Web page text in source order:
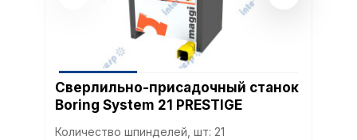
Сверлильно-присадочный станок
Boring System 21 PRESTIGE
Количество шпинделей, шт: 21